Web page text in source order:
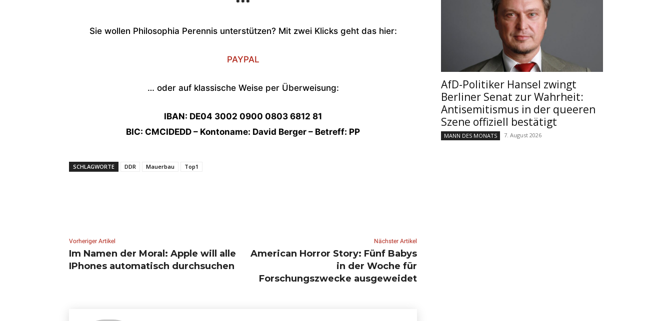
***
Sie wollen Philosophia Perennis unterstützen? Mit zwei Klicks geht das hier:
PAYPAL
… oder auf klassische Weise per Überweisung:
IBAN: DE04 3002 0900 0803 6812 81
BIC: CMCIDEDD – Kontoname: David Berger – Betreff: PP
SCHLAGWORTE DDR Mauerbau Top1
Vorheriger Artikel
Im Namen der Moral: Apple will alle
IPhones automatisch durchsuchen
Nächster Artikel
American Horror Story: Fünf Babys
in der Woche für
Forschungszwecke ausgeweidet
AfD-Politiker Hansel zwingt
Berliner Senat zur Wahrheit:
Antisemitismus in der queeren
Szene offiziell bestätigt
MANN DES MONATS 7. August 2026